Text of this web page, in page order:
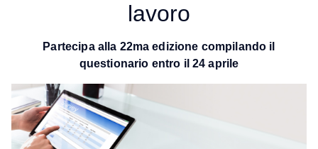
lavoro
Partecipa alla 22ma edizione compilando il
questionario entro il 24 aprile